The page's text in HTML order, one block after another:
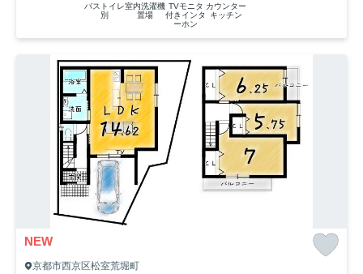
バストイレ
別
室内洗濯機
置場
TVモニタ
付きインタ
ーホン
カウンター
キッチン
NEW
京都市西京区松室荒堀町